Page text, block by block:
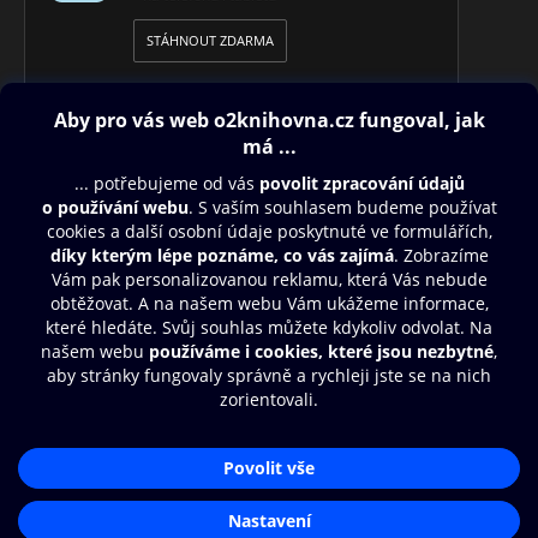
STÁHNOUT ZDARMA
Obsah ke stažení
Moje O2 Knihovna
Další zábava
© O2 Czech Republic a.s.
Přístupnost
Zásady zpracování osobních údajůAplikace O2 Knihovna
Čti a poslouchej své e-knihy a